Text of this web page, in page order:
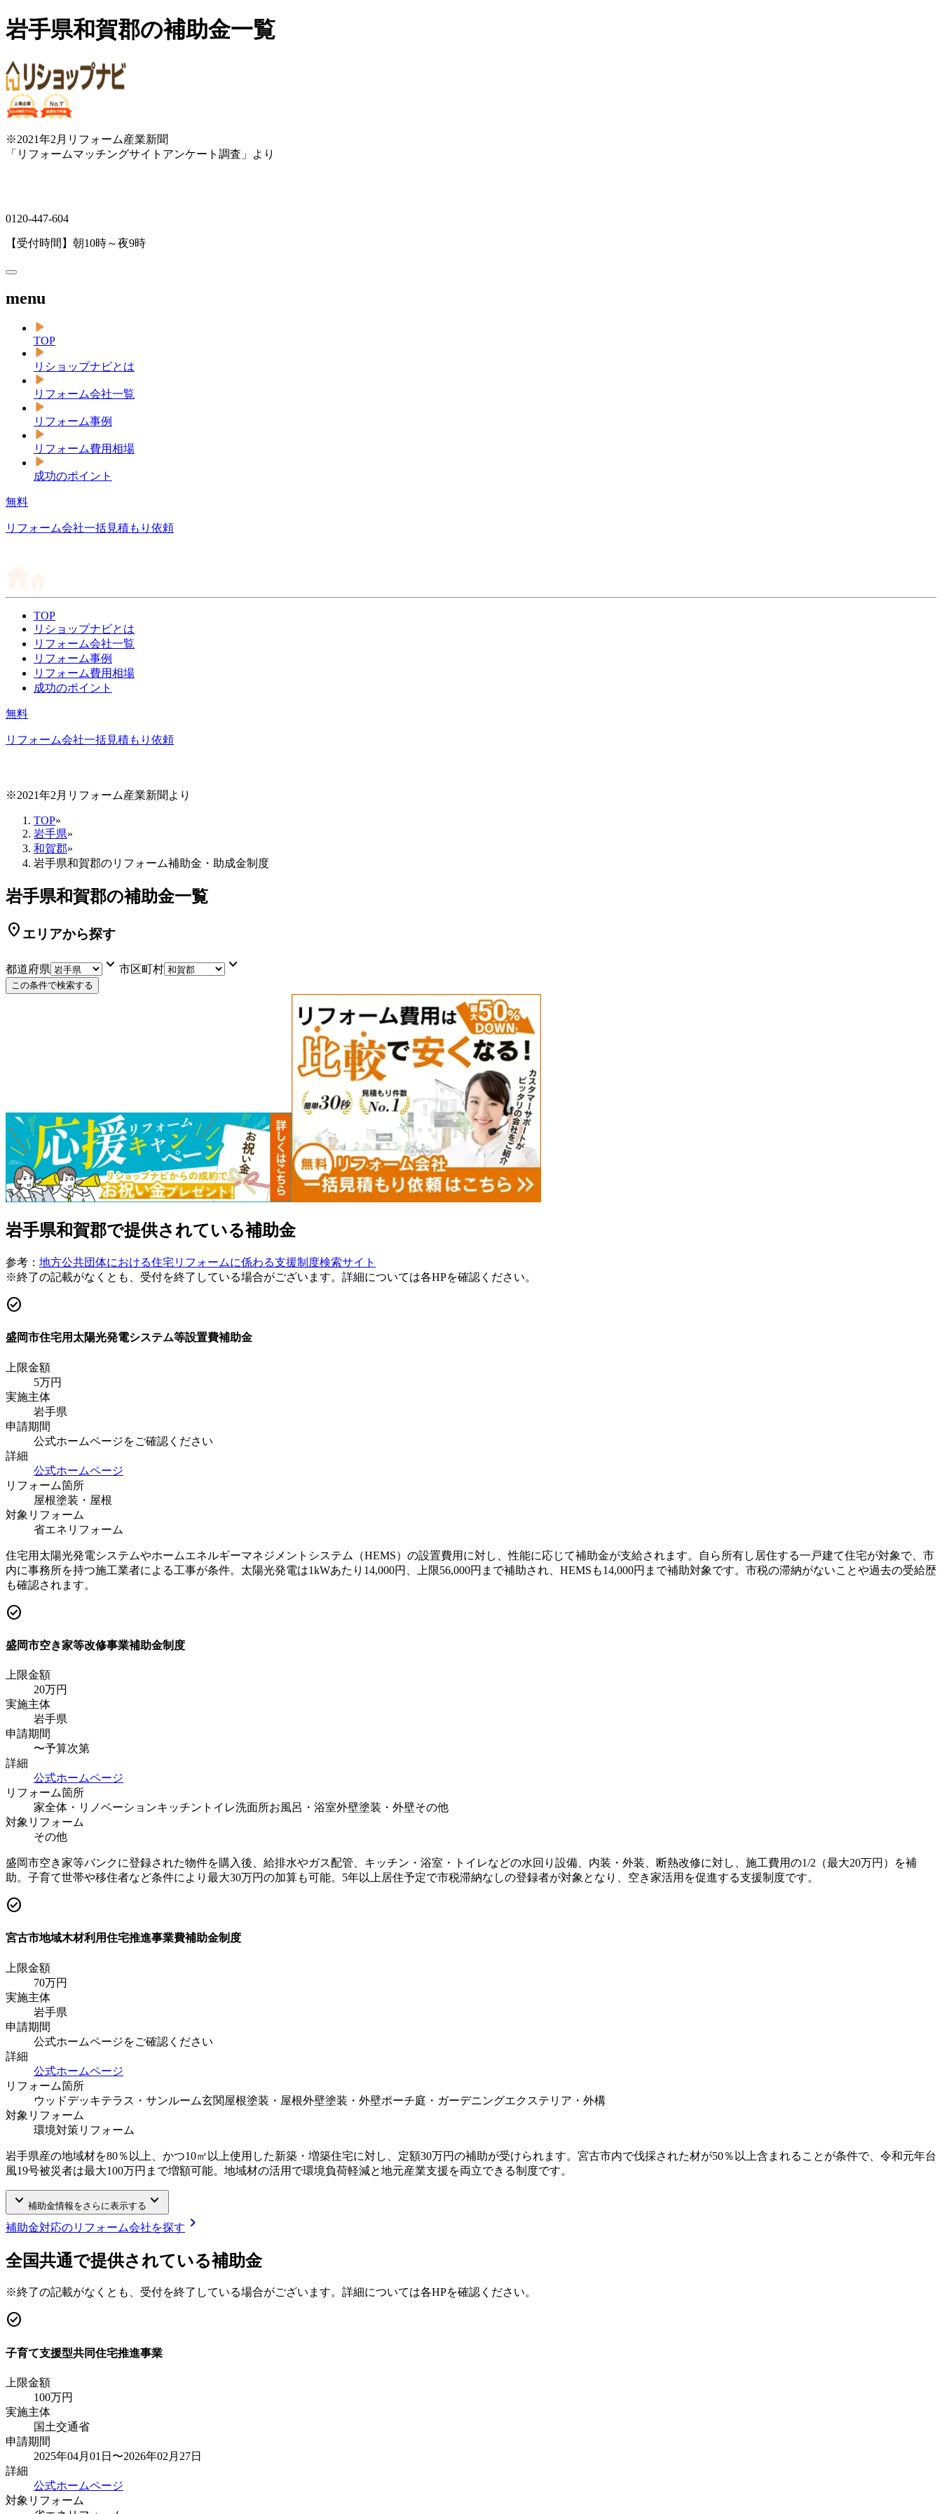
岩手県和賀郡の補助金一覧
※2021年2月リフォーム産業新聞
「リフォームマッチングサイトアンケート調査」より
0120-447-604
【受付時間】朝10時～夜9時
menu
TOP
リショップナビとは
リフォーム会社一覧
リフォーム事例
リフォーム費用相場
成功のポイント
無料
リフォーム会社一括見積もり依頼
TOP
リショップナビとは
リフォーム会社一覧
リフォーム事例
リフォーム費用相場
成功のポイント
無料
リフォーム会社一括見積もり依頼
※2021年2月リフォーム産業新聞より
TOP»
岩手県»
和賀郡»
岩手県和賀郡のリフォーム補助金・助成金制度
岩手県和賀郡の補助金一覧
location_on エリアから探す
都道府県 keyboard_arrow_down 市区町村 keyboard_arrow_down
この条件で検索する
岩手県和賀郡で提供されている補助金
参考： 地方公共団体における住宅リフォームに係わる支援制度検索サイト
※終了の記載がなくとも、受付を終了している場合がございます。詳細については各HPを確認ください。
check_circle
盛岡市住宅用太陽光発電システム等設置費補助金
上限金額
5万円
実施主体
岩手県
申請期間
公式ホームページをご確認ください
詳細
公式ホームページ
リフォーム箇所
屋根塗装・屋根
対象リフォーム
省エネリフォーム
住宅用太陽光発電システムやホームエネルギーマネジメントシステム（HEMS）の設置費用に対し、性能に応じて補助金が支給されます。自ら所有し居住する一戸建て住宅が対象で、市
内に事務所を持つ施工業者による工事が条件。太陽光発電は1kWあたり14,000円、上限56,000円まで補助され、HEMSも14,000円まで補助対象です。市税の滞納がないことや過去の受給歴
も確認されます。
check_circle
盛岡市空き家等改修事業補助金制度
上限金額
20万円
実施主体
岩手県
申請期間
〜予算次第
詳細
公式ホームページ
リフォーム箇所
家全体・リノベーションキッチン トイレ洗面所お風呂・浴室外壁塗装・外壁その他
対象リフォーム
その他
盛岡市空き家等バンクに登録された物件を購入後、給排水やガス配管、キッチン・浴室・トイレなどの水回り設備、内装・外装、断熱改修に対し、施工費用の1/2（最大20万円）を補
助。子育て世帯や移住者など条件により最大30万円の加算も可能。5年以上居住予定で市税滞納なしの登録者が対象となり、空き家活用を促進する支援制度です。
check_circle
宮古市地域木材利用住宅推進事業費補助金制度
上限金額
70万円
実施主体
岩手県
申請期間
公式ホームページをご確認ください
詳細
公式ホームページ
リフォーム箇所
ウッドデッキテラス・サンルーム玄関 屋根塗装・屋根外壁塗装・外壁ポーチ庭・ガーデニングエクステリア・外構
対象リフォーム
環境対策リフォーム
岩手県産の地域材を80％以上、かつ10㎥以上使用した新築・増築住宅に対し、定額30万円の補助が受けられます。宮古市内で伐採された材が50％以上含まれることが条件で、令和元年台
風19号被災者は最大100万円まで増額可能。地域材の活用で環境負荷軽減と地元産業支援を両立できる制度です。
keyboard_arrow_down 補助金情報をさらに表示する keyboard_arrow_down
補助金対応のリフォーム会社を探す chevron_right
全国共通で提供されている補助金
※終了の記載がなくとも、受付を終了している場合がございます。詳細については各HPを確認ください。
check_circle
子育て支援型共同住宅推進事業
上限金額
100万円
実施主体
国土交通省
申請期間
2025年04月01日〜2026年02月27日
詳細
公式ホームページ
対象リフォーム